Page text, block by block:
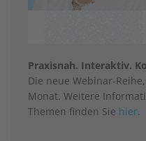
Praxisnah. Interaktiv.
Die neue Webinar-
Monat. Weitere
Themen finden Sie hier.